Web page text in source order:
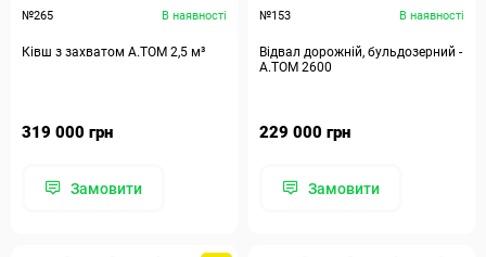
№265 В наявності
Ківш з захватом А.ТОМ 2,5 м³
319 000 грн
Замовити
№153 В наявності
Відвал дорожній, бульдозерний -
А.ТОМ 2600
229 000 грн
Замовити